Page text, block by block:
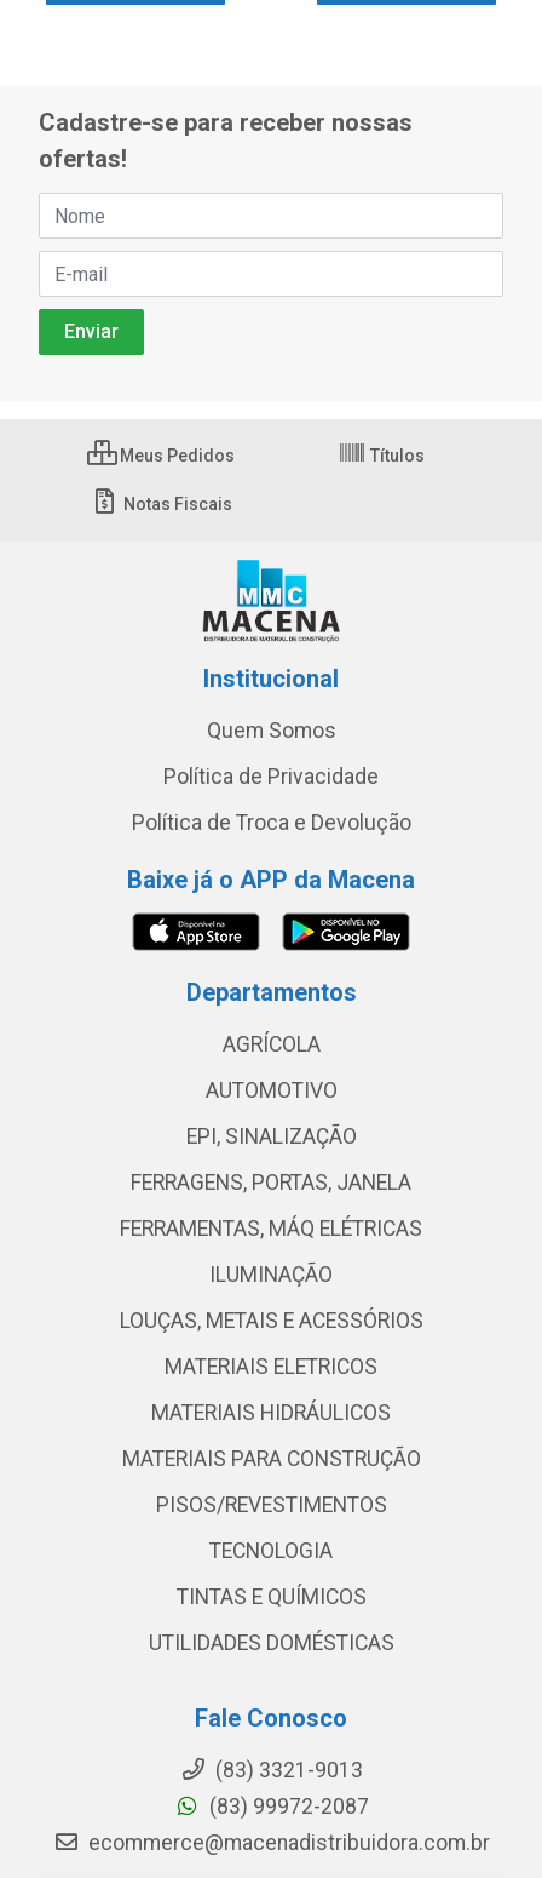
Cadastre-se para receber nossas
ofertas!
Meus Pedidos Títulos
Notas Fiscais
Institucional
Quem Somos
Política de Privacidade
Política de Troca e Devolução
Baixe já o APP da Macena
Departamentos
AGRÍCOLA
AUTOMOTIVO
EPI, SINALIZAÇÃO
FERRAGENS, PORTAS, JANELA
FERRAMENTAS, MÁQ ELÉTRICAS
ILUMINAÇÃO
LOUÇAS, METAIS E ACESSÓRIOS
MATERIAIS ELETRICOS
MATERIAIS HIDRÁULICOS
MATERIAIS PARA CONSTRUÇÃO
PISOS/REVESTIMENTOS
TECNOLOGIA
TINTAS E QUÍMICOS
UTILIDADES DOMÉSTICAS
Fale Conosco
(83) 3321-9013
(83) 99972-2087
ecommerce@macenadistribuidora.com.br